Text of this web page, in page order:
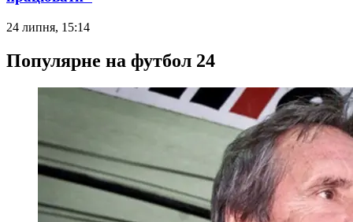
24 липня, 15:14
Популярне на футбол 24